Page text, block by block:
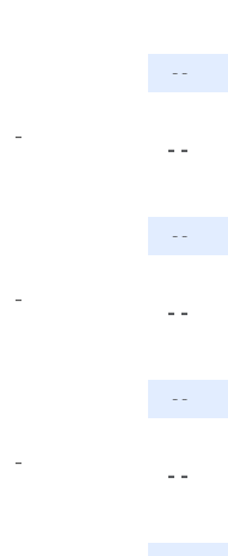
- -
-
- -
- -
-
- -
- -
-
- -